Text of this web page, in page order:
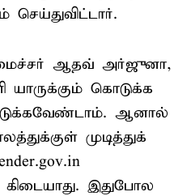
ஆதவ் அர்ஜுனா,
கொடுக்க
ஆனால்
முடித்துக்
கிடையாது. இதுபோல